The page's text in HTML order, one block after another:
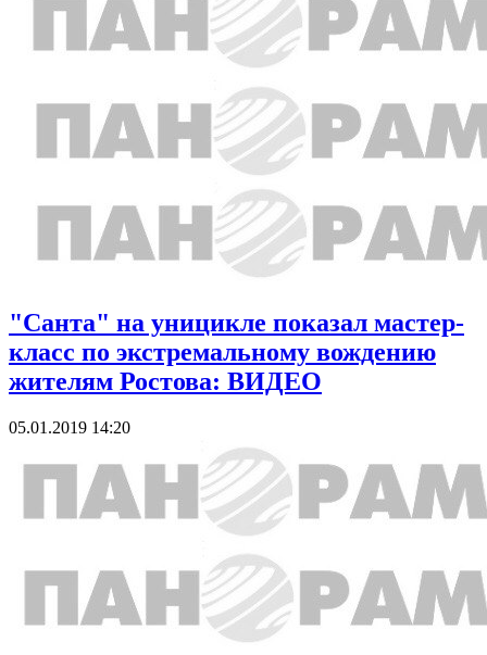
"Санта" на уницикле показал мастер-
класс по экстремальному вождению
жителям Ростова: ВИДЕО
05.01.2019 14:20